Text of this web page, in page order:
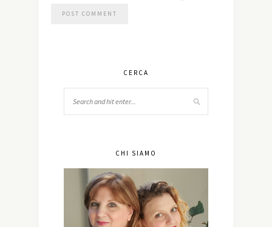
CERCA
CHI SIAMO